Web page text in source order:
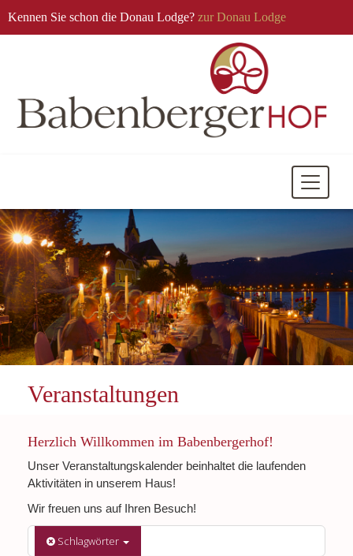
Kennen Sie schon die Donau Lodge? zur Donau Lodge
Mobile
Veranstaltungen
Herzlich Willkommen im Babenbergerhof!
Unser Veranstaltungskalender beinhaltet die laufenden
Aktivitäten in unserem Haus!
Wir freuen uns auf Ihren Besuch!
Schlagwörter